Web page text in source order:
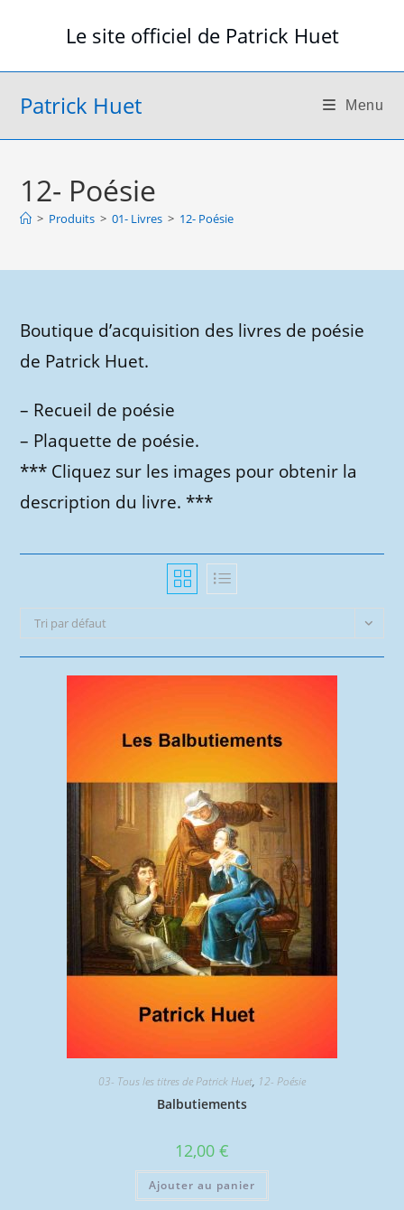
Le site officiel de Patrick Huet
Patrick Huet Menu
12- Poésie
> Produits > 01- Livres > 12- Poésie
Boutique d’acquisition des livres de poésie
de Patrick Huet.
– Recueil de poésie
– Plaquette de poésie.
*** Cliquez sur les images pour obtenir la
description du livre. ***
Tri par défaut
03- Tous les titres de Patrick Huet, 12- Poésie
Balbutiements
12,00 €
Ajouter au panier